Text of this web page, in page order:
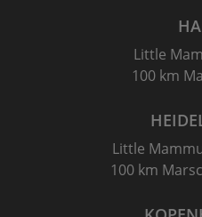
Little
100 km
Little
100 km